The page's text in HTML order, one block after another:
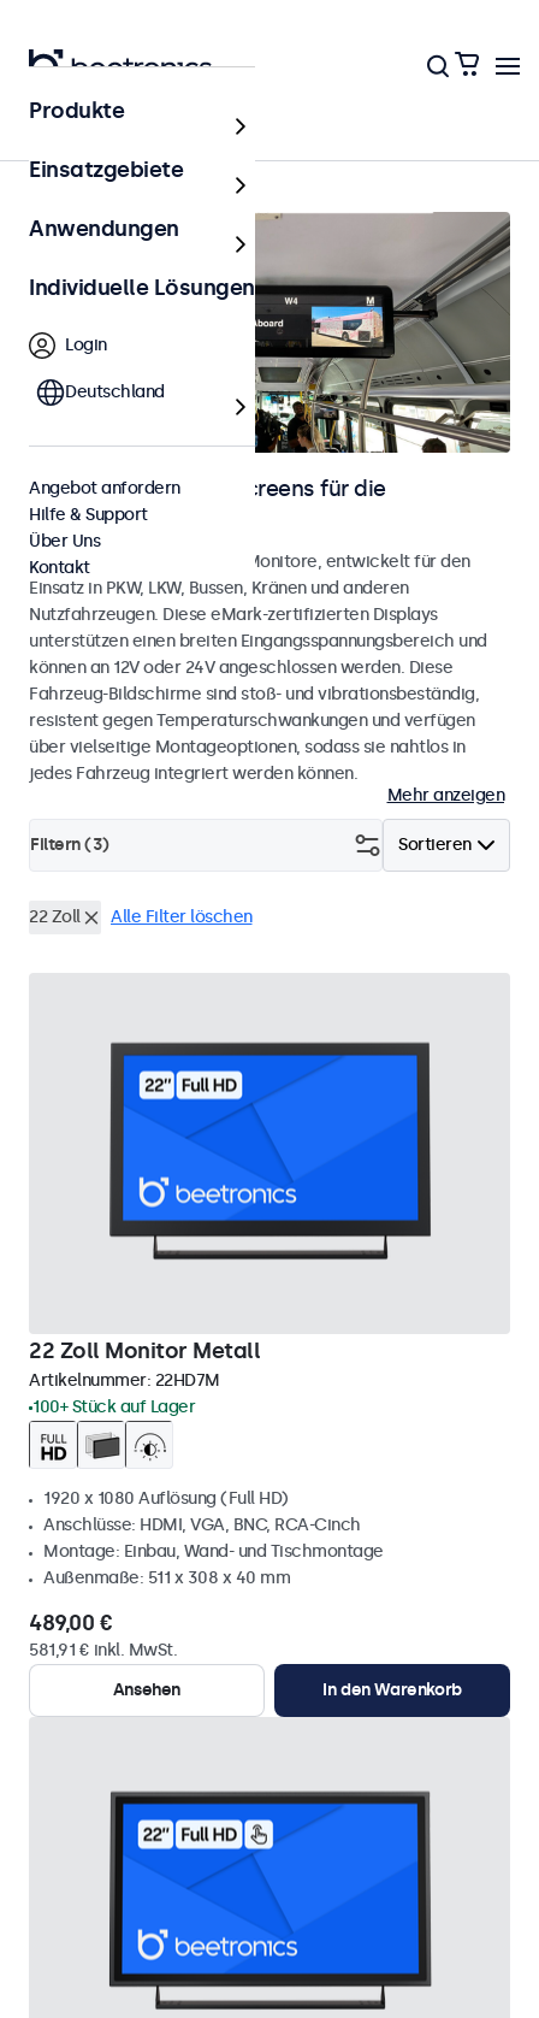
Fahrzeugintegration
Monitore und Touchscreens für die
Fahrzeugintegration
Monitore und Touchscreen-Monitore, entwickelt für den
Einsatz in PKW, LKW, Bussen, Kränen und anderen
Nutzfahrzeugen. Diese eMark-zertifizierten Displays
unterstützen einen breiten Eingangsspannungsbereich und
können an 12V oder 24V angeschlossen werden. Diese
Fahrzeug-Bildschirme sind stoß- und vibrationsbeständig,
resistent gegen Temperaturschwankungen und verfügen
über vielseitige Montageoptionen, sodass sie nahtlos in
jedes Fahrzeug integriert werden können.
Mehr anzeigen
Sortieren
Filtern (3)
22 Zoll Alle Filter löschen
22 Zoll Monitor Metall
Artikelnummer: 22HD7M
100+ Stück auf Lager
1920 x 1080 Auflösung (Full HD)
Anschlüsse: HDMI, VGA, BNC, RCA-Cinch
Montage: Einbau, Wand- und Tischmontage
Außenmaße: 511 x 308 x 40 mm
489,00 €
581,91 € inkl. MwSt.
Ansehen
In den Warenkorb
Produkte
Einsatzgebiete
Anwendungen
Individuelle Lösungen
Login
Deutschland
Angebot anfordern
Hilfe & Support
Über Uns
Kontakt